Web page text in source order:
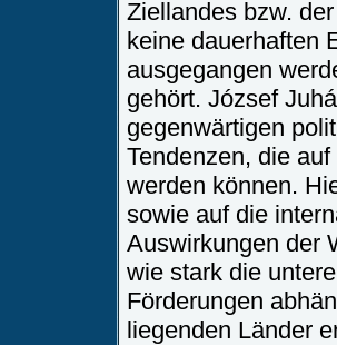
Ziellandes bzw.
keine dauerhaften
ausgegangen
gehört. József
gegenwärtigen
Tendenzen, die
werden können.
sowie auf die
Auswirkungen der
wie stark die
Förderungen
liegenden Länder